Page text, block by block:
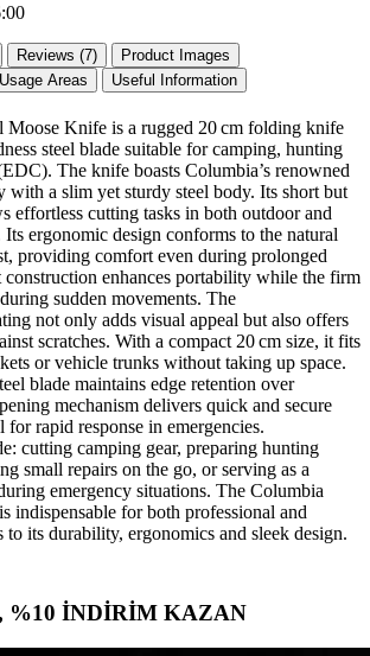
Reviews (7)
Product Images
Usage Areas
Useful Information
Moose Knife is a rugged 20 cm folding knife
steel blade suitable for camping, hunting
The knife boasts Columbia’s renowned
with a slim yet sturdy steel body. Its short but
effortless cutting tasks in both outdoor and
ergonomic design conforms to the natural
providing comfort even during prolonged
enhances portability while the firm
sudden movements. The
not only adds visual appeal but also offers
scratches. With a compact 20 cm size, it fits
or vehicle trunks without taking up space.
blade maintains edge retention over
mechanism delivers quick and secure
rapid response in emergencies.
cutting camping gear, preparing hunting
small repairs on the go, or serving as a
emergency situations. The Columbia
indispensable for both professional and
to its durability, ergonomics and sleek design.
%10 İNDİRİM KAZAN